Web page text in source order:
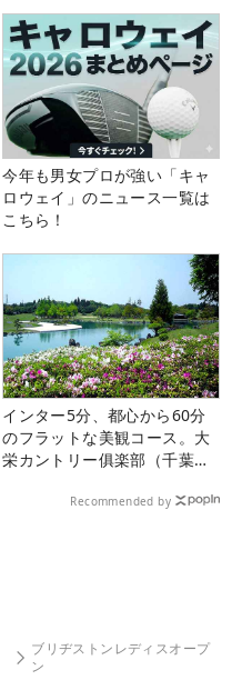
今年も男女プロが強い「キャ
ロウェイ」のニュース一覧は
こちら！
インター5分、都心から60分
のフラットな美観コース。大
栄カントリー俱楽部（千葉
Recommended by
ブリヂストンレディスオープ
ン